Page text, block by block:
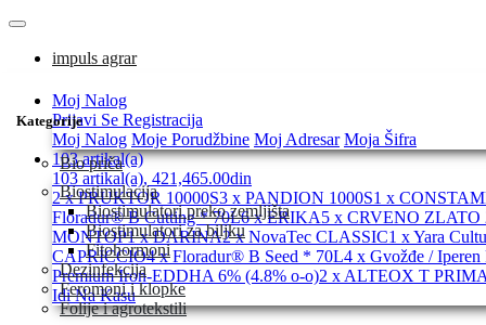
impuls agrar
Kategorije
Bio priča
Biostimulacija
Biostimulatori preko zemljišta
Biostimulatori za biljku
Fitohormoni
Dezinfekcija
Feromoni i klopke
Folije i agrotekstili
Moj Nalog
Prijavi Se Registracija
Moj Nalog Moje Porudžbine Moj Adresar Moja Šifra
103 artikal(a)
103 artikal(a), 421,465.00din
2 x PRUKTOR 10000S3 x PANDION 1000S1 x
Floradur® B Cutting * 70L6 x ERIKA5 x CRVENO ZLATO
MONTOP1 x DARINA2 x NovaTec CLASSIC1 x Yara
CAPRICCIO4 x Floradur® B Seed * 70L4 x Gvožđe /
Premium Iron-EDDHA 6% (4.8% o-o)2 x ALTEOX T PRIMA
Idi Na Kasu